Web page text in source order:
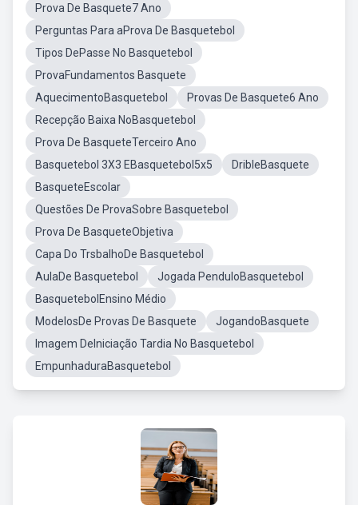
Prova De Basquete7 Ano
Perguntas Para aProva De Basquetebol
Tipos DePasse No Basquetebol
ProvaFundamentos Basquete
AquecimentoBasquetebol
Provas De Basquete6 Ano
Recepção Baixa NoBasquetebol
Prova De BasqueteTerceiro Ano
Basquetebol 3X3 EBasquetebol5x5
DribleBasquete
BasqueteEscolar
Questões De ProvaSobre Basquetebol
Prova De BasqueteObjetiva
Capa Do TrsbalhoDe Basquetebol
AulaDe Basquetebol
Jogada PenduloBasquetebol
BasquetebolEnsino Médio
ModelosDe Provas De Basquete
JogandoBasquete
Imagem DeIniciação Tardia No Basquetebol
EmpunhaduraBasquetebol